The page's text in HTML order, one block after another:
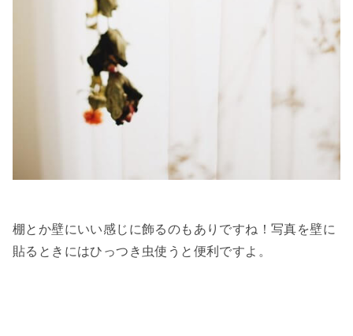
棚とか壁にいい感じに飾るのもありですね！写真を壁に
貼るときにはひっつき虫使うと便利ですよ。